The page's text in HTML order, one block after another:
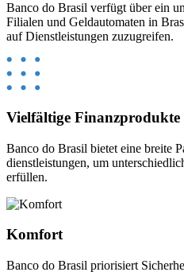
Banco do Brasil verfügt über ein
Filialen und Geldautomaten in
auf Dienstleistungen zuzugreifen.
Vielfältige Finanzprodukte
Banco do Brasil bietet eine breite
dienstleistungen, um
erfüllen.
Komfort
Banco do Brasil priorisiert